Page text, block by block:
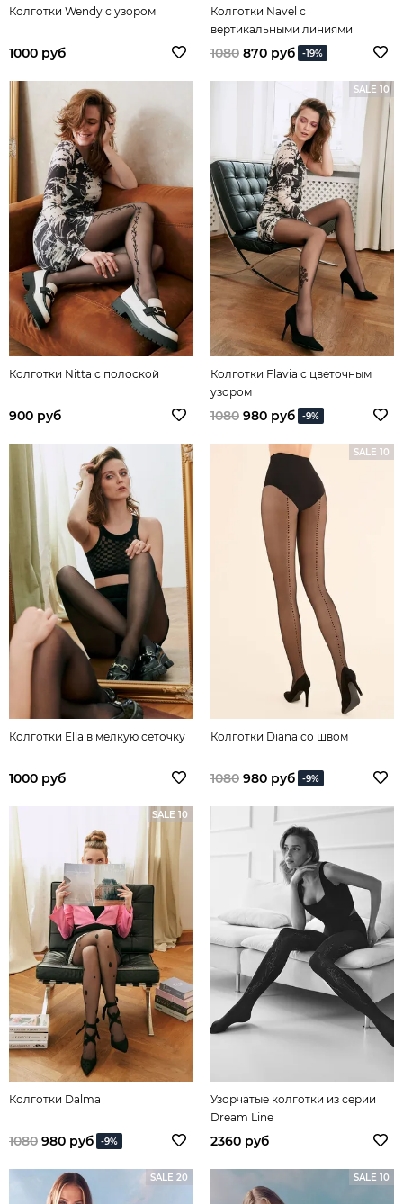
Колготки Wendy с узором
1000 руб
Колготки Navel с
вертикальными линиями
1080 870 руб -19%
Колготки Nitta с полоской
900 руб
SALE 10
Колготки Flavia с цветочным
узором
1080 980 руб -9%
Колготки Ella в мелкую сеточку
1000 руб
SALE 10
Колготки Diana со швом
1080 980 руб -9%
SALE 10
Колготки Dalma
1080 980 руб -9%
Узорчатые колготки из серии
Dream Line
2360 руб
SALE 20 SALE 10